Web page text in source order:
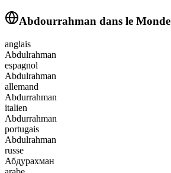
Abdourrahman dans le Monde
anglais
Abdulrahman
espagnol
Abdulrahman
allemand
Abdurrahman
italien
Abdurrahman
portugais
Abdulrahman
russe
Абдурахман